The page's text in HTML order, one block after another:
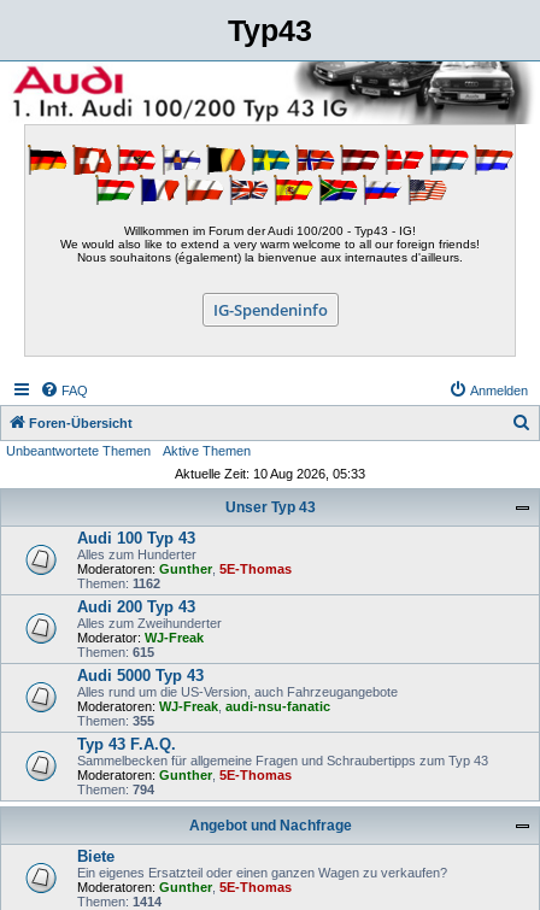
Typ43
Willkommen im Forum der Audi 100/200 - Typ43 - IG!
We would also like to extend a very warm welcome to all our foreign friends!
Nous souhaitons (également) la bienvenue aux internautes d'ailleurs.
IG-Spendeninfo
FAQ Anmelden
Foren-Übersicht
Unbeantwortete Themen
Aktive Themen
Aktuelle Zeit: 10 Aug 2026, 05:33
Unser Typ 43
Audi 100 Typ 43
Alles zum Hunderter
Moderatoren: Gunther, 5E-Thomas
Themen: 1162
Audi 200 Typ 43
Alles zum Zweihunderter
Moderator: WJ-Freak
Themen: 615
Audi 5000 Typ 43
Alles rund um die US-Version, auch Fahrzeugangebote
Moderatoren: WJ-Freak audi-nsu-fanatic
Themen: 355
Typ 43 F.A.Q.
Sammelbecken für allgemeine Fragen und Schraubertipps zum Typ 43
Moderatoren: Gunther, 5E-Thomas
Themen: 794
Angebot und Nachfrage
Biete
Ein eigenes Ersatzteil oder einen ganzen Wagen zu verkaufen?
Moderatoren: Gunther, 5E-Thomas
Themen: 1414